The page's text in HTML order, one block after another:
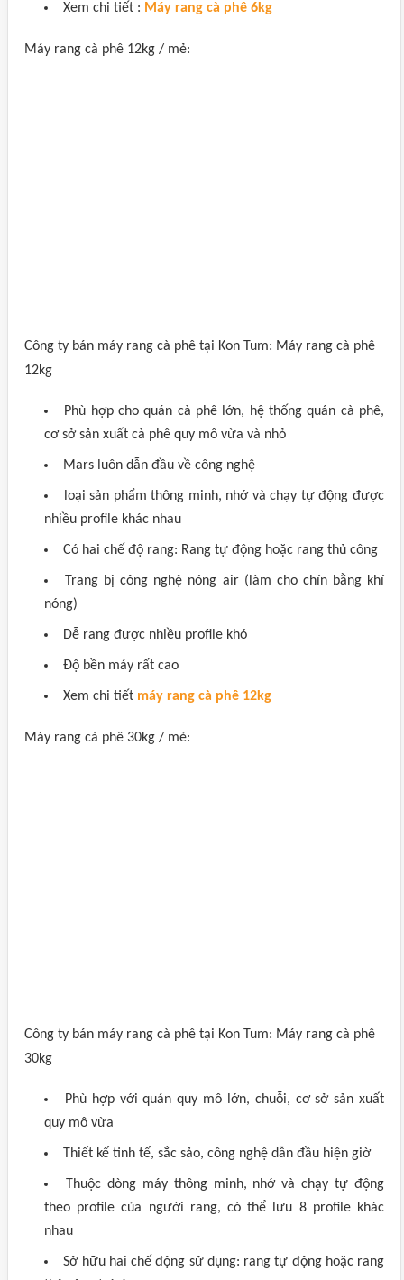
Xem chi tiết : Máy rang cà phê 6kg
Máy rang cà phê 12kg / mẻ:
Công ty bán máy rang cà phê tại Kon Tum: Máy rang cà phê
12kg
Phù hợp cho quán cà phê lớn, hệ thống quán cà phê,
cơ sở sản xuất cà phê quy mô vừa và nhỏ
Mars luôn dẫn đầu về công nghệ
loại sản phẩm thông minh, nhớ và chạy tự động được
nhiều profile khác nhau
Có hai chế độ rang: Rang tự động hoặc rang thủ công
Trang bị công nghệ nóng air (làm cho chín bằng khí
nóng)
Dễ rang được nhiều profile khó
Độ bền máy rất cao
Xem chi tiết máy rang cà phê 12kg
Máy rang cà phê 30kg / mẻ:
Công ty bán máy rang cà phê tại Kon Tum: Máy rang cà phê
30kg
Phù hợp với quán quy mô lớn, chuỗi, cơ sở sản xuất
quy mô vừa
Thiết kế tinh tế, sắc sảo, công nghệ dẫn đầu hiện giờ
Thuộc dòng máy thông minh, nhớ và chạy tự động
theo profile của người rang, có thể lưu 8 profile khác
nhau
Sở hữu hai chế động sử dụng: rang tự động hoặc rang